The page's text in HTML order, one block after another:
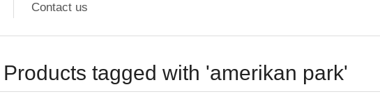
Contact us
Products tagged with 'amerikan park'